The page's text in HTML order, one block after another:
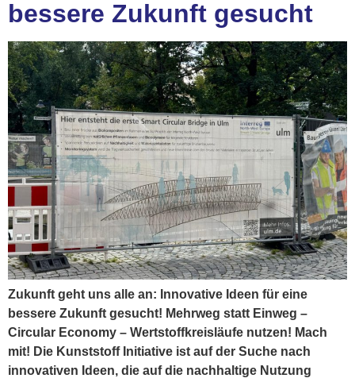
bessere Zukunft gesucht
Zukunft geht uns alle an: Innovative Ideen für eine
bessere Zukunft gesucht! Mehrweg statt Einweg –
Circular Economy – Wertstoffkreisläufe nutzen! Mach
mit! Die Kunststoff Initiative ist auf der Suche nach
innovativen Ideen, die auf die nachhaltige Nutzung